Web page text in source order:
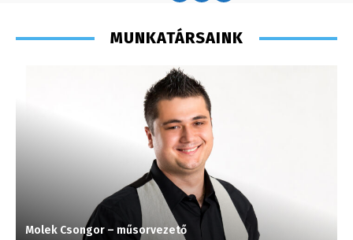
MUNKATÁRSAINK
Molek Csongor – műsorvezető